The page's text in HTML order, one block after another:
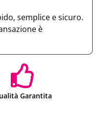
semplice e sicuro.
è
Garantita